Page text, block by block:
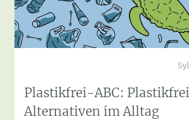
Plastikfrei-ABC:
Alternativen im Alltag